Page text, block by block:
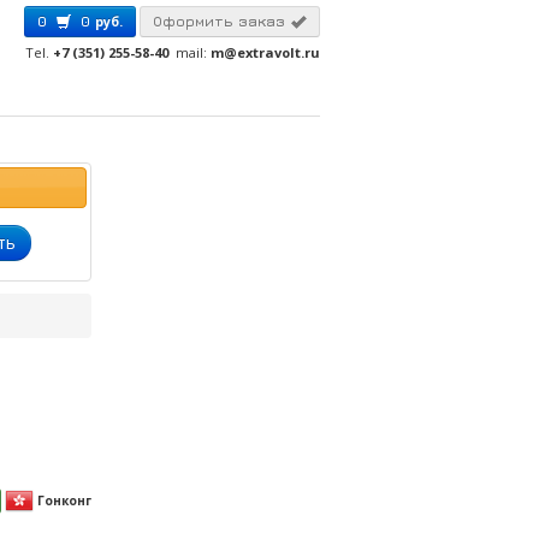
0 0 руб. Оформить заказ
Tel. +7 (351) 255-58-40 mail: m@extravolt.ru
Гонконг